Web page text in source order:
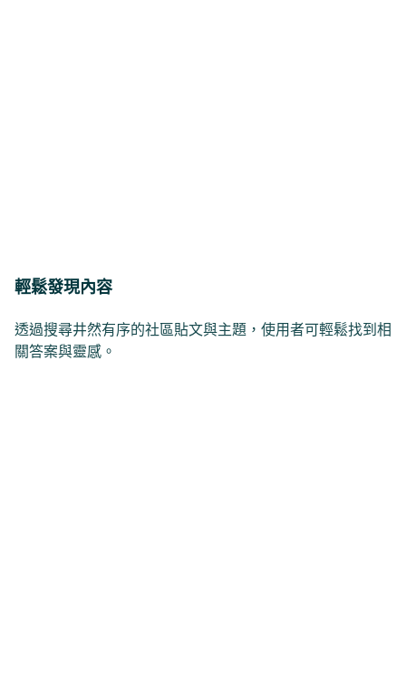
輕鬆發現內容
透過搜尋井然有序的社區貼文與主題，使用者可輕鬆找到相
關答案與靈感。